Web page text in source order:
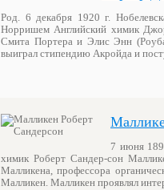
Род. 6 декабря 1920 г.
Норришем Английский химик
Смита Портера и Элис Энн
выиграл стипендию Акройда и
7 июня
химик Роберт Сандер-сон
Малликена, профессора
Малликен. Малликен проявлял